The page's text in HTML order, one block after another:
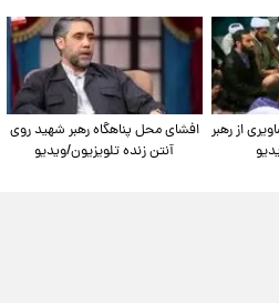
از رهبر افشای محل پناهگاه‌ رهبر شهید روی
آنتن زنده تلویزیون/ویدیو